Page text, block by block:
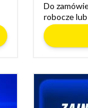
Do
robocze